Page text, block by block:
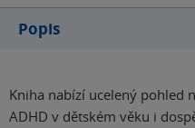
Popis
Kniha nabízí ucelený pohled
ADHD v dětském věku i